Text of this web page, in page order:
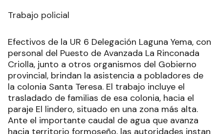
Trabajo policial
Efectivos de la UR 6 Delegación Laguna Yema, con
personal del Puesto de Avanzada La Rinconada
Criolla, junto a otros organismos del Gobierno
provincial, brindan la asistencia a pobladores de
la colonia Santa Teresa. El trabajo incluye el
trasladado de familias de esa colonia, hacia el
paraje El lindero, situado en una zona más alta.
Ante el importante caudal de agua que avanza
hacia territorio formoseño, las autoridades instan